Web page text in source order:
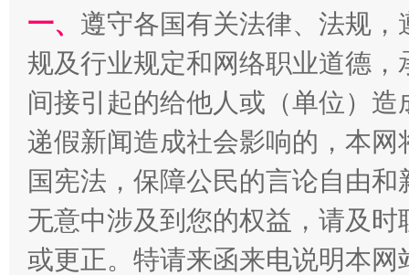
全民健身五年计划来了！等你上场
一、 遵守各国有关法律、法规
规及行业规定和网络职业道德
间接引起的给他人或（单位）
递假新闻造成社会影响的，本
国宪法，保障公民的言论自由
无意中涉及到您的权益，请及
或更正。特请来函来电说明本